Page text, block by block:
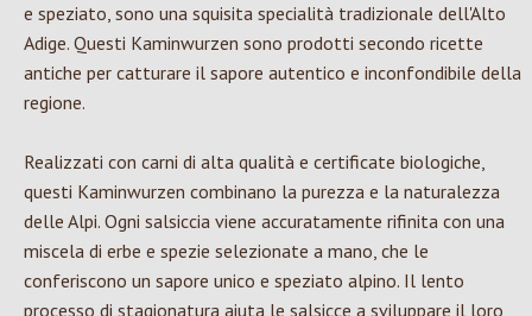
e speziato, sono una squisita specialità tradizionale dell'Alto
Adige. Questi Kaminwurzen sono prodotti secondo ricette
antiche per catturare il sapore autentico e inconfondibile della
regione.
Realizzati con carni di alta qualità e certificate biologiche,
questi Kaminwurzen combinano la purezza e la naturalezza
delle Alpi. Ogni salsiccia viene accuratamente rifinita con una
miscela di erbe e spezie selezionate a mano, che le
conferiscono un sapore unico e speziato alpino. Il lento
processo di stagionatura aiuta le salsicce a sviluppare il loro